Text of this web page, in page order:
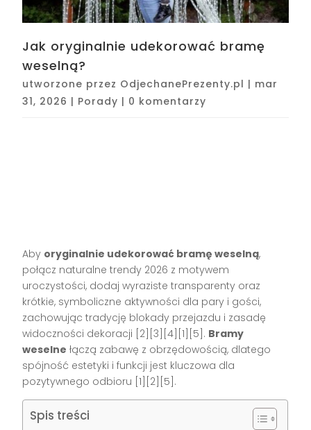
Jak oryginalnie udekorować bramę
weselną?
utworzone przez OdjechanePrezenty.pl | mar
31, 2026 | Porady | 0 komentarzy
Aby oryginalnie udekorować bramę weselną,
połącz naturalne trendy 2026 z motywem
uroczystości, dodaj wyraziste transparenty oraz
krótkie, symboliczne aktywności dla pary i gości,
zachowując tradycję blokady przejazdu i zasadę
widoczności dekoracji [2][3][4][1][5]. Bramy
weselne łączą zabawę z obrzędowością, dlatego
spójność estetyki i funkcji jest kluczowa dla
pozytywnego odbioru [1][2][5].
Spis treści